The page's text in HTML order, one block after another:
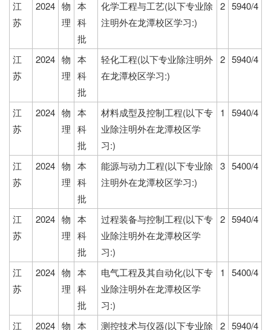
江
苏
2024 物
理
本
科
批
化学工程与工艺(以下专业除
注明外在龙潭校区学习:)
2 5940/4
江
苏
2024 物
理
本
科
批
轻化工程(以下专业除注明外
在龙潭校区学习:)
2 5940/4
江
苏
2024 物
理
本
科
批
材料成型及控制工程(以下专
业除注明外在龙潭校区学
习:)
1 5940/4
江
苏
2024 物
理
本
科
批
能源与动力工程(以下专业除
注明外在龙潭校区学习:)
3 5400/4
江
苏
2024 物
理
本
科
批
过程装备与控制工程(以下专
业除注明外在龙潭校区学
习:)
2 5940/4
江
苏
2024 物
理
本
科
批
电气工程及其自动化(以下专
业除注明外在龙潭校区学
习:)
1 5400/4
江
2024 物 本
测控技术与仪器(以下专业除 2 5940/4